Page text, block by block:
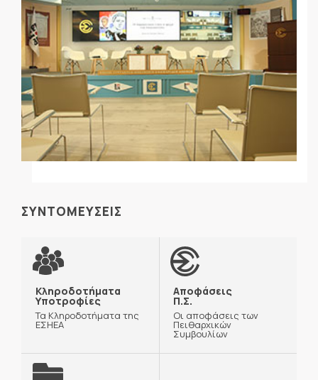
ΣΥΝΤΟΜΕΥΣΕΙΣ
Κληροδοτήματα
Υποτροφίες
Τα Κληροδοτήματα της
ΕΣΗΕΑ
Αποφάσεις
Π.Σ.
Οι αποφάσεις των
Πειθαρχικών
Συμβουλίων